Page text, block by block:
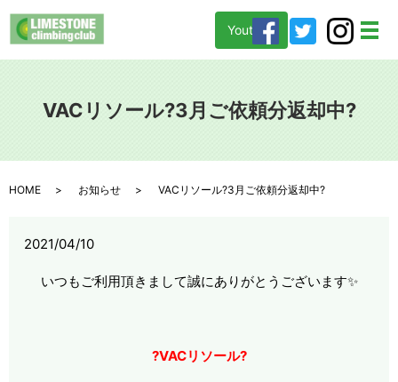
メ
Youtube
VACリソール?3月ご依頼分返却中?
HOME お知らせ VACリソール?3月ご依頼分返却中?
2021/04/10
いつもご利用頂きまして誠にありがとうございます✨
?VACリソール?